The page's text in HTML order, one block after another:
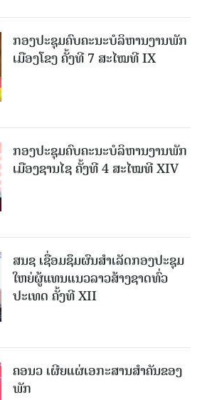
ກອງປະຊຸມຄົບຄະນະບໍລິຫານງານພັກ
ເມືອງໂຂງ ຄັ້ງທີ 7 ສະໄໝທີ IX
ກອງປະຊຸມຄົບຄະນະບໍລິຫານງານພັກ
ເມືອງຊານ​ໄຊ ຄັ້ງທີ 4 ສະໄໝທີ XIV
ສນຊ ເຊື່ອມຊຶມຜົນສໍາເລັດກອງປະຊຸມ
ໃຫຍ່ຜູ້ແທນແນວລາວສ້າງຊາດທົ່ວ
ປະເທດ ຄັ້ງທີ XII
ຄອນວ ເຜີຍແຜ່ເອກະສານສໍາຄັນຂອງ
ພັກ